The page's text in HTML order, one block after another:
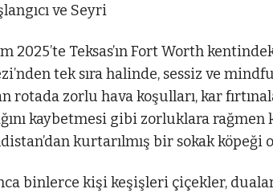
ve Seyri
2025’te Teksas’ın Fort Worth
tek sıra halinde, sessiz ve
rotada zorlu hava koşulları, kar
kaybetmesi gibi zorluklara rağmen
kurtarılmış bir sokak
binlerce kişi keşişleri çiçekler, dualar